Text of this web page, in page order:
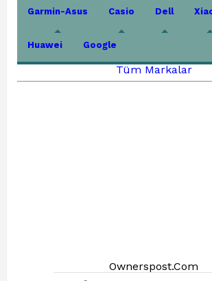
Garmin-Asus Casio Dell
Huawei Google
Tüm Markalar
Ownerspost.Com